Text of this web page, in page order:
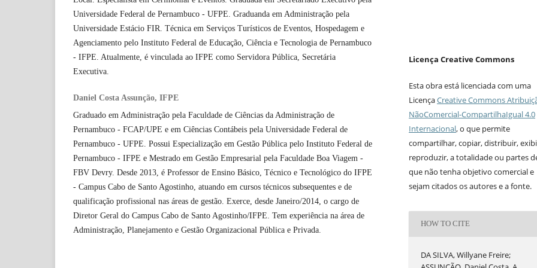
Universidade Federal de Pernambuco - UFPE. Graduanda em Administração pela
Universidade Estácio FIR. Técnica em Serviços Turísticos de Eventos, Hospedagem e
Agenciamento pelo Instituto Federal de Educação, Ciência e Tecnologia de Pernambuco
- IFPE. Atualmente, é vinculada ao IFPE como Servidora Pública, Secretária
Executiva.
Daniel Costa Assunção, IFPE
Graduado em Administração pela Faculdade de Ciências da Administração de
Pernambuco - FCAP/UPE e em Ciências Contábeis pela Universidade Federal de
Pernambuco - UFPE. Possui Especialização em Gestão Pública pelo Instituto Federal de
Pernambuco - IFPE e Mestrado em Gestão Empresarial pela Faculdade Boa Viagem -
FBV Devry. Desde 2013, é Professor de Ensino Básico, Técnico e Tecnológico do IFPE
- Campus Cabo de Santo Agostinho, atuando em cursos técnicos subsequentes e de
qualificação profissional nas áreas de gestão. Exerce, desde Janeiro/2014, o cargo de
Diretor Geral do Campus Cabo de Santo Agostinho/IFPE. Tem experiência na área de
Administração, Planejamento e Gestão Organizacional Pública e Privada.
Licença Creative Commons
Esta obra está licenciada com uma
LicençaCreative Commons
NãoComercial-CompartilhaIgual 4.0
Internacional, o que permite
compartilhar, copiar, distribuir,
reproduzir, a totalidade ou partes
que não tenha objetivo comercial e
sejam citados os autores e a fonte.
HOW TO CITE
DA SILVA, Willyane Freire;